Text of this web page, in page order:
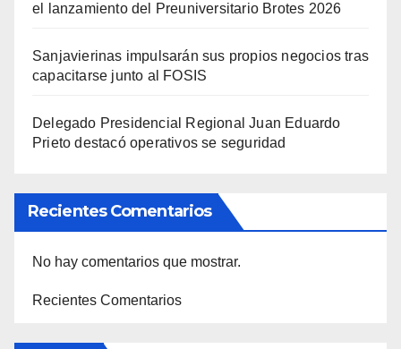
el lanzamiento del Preuniversitario Brotes 2026
Sanjavierinas impulsarán sus propios negocios tras
capacitarse junto al FOSIS
Delegado Presidencial Regional Juan Eduardo
Prieto destacó operativos se seguridad
Recientes Comentarios
No hay comentarios que mostrar.
Recientes Comentarios